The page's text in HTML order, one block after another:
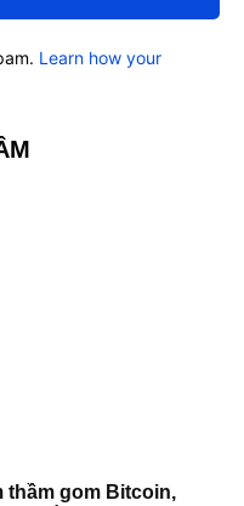
Learn how your
thầm gom Bitcoin,